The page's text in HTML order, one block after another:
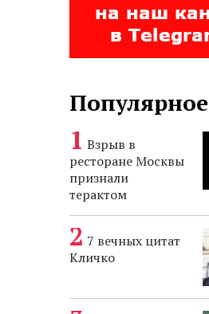
Популярное
Взрыв в
ресторане Москвы
признали
терактом
7 вечных цитат
Кличко